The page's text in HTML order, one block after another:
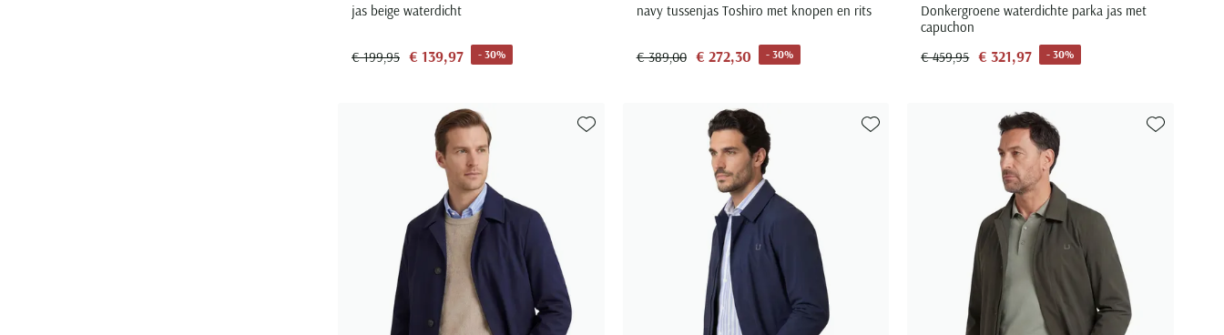
jas beige waterdicht
€ 199,95 € 139,97 - 30%
navy tussenjas Toshiro met knopen en rits
€ 389,00 € 272,30 - 30%
Donkergroene waterdichte parka jas met
capuchon
€ 459,95 € 321,97 - 30%
Toevoegen aan favorieten Toevoegen aan favorieten